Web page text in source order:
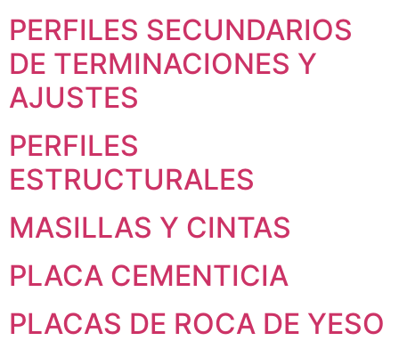
PERFILES SECUNDARIOS
DE TERMINACIONES Y
AJUSTES
PERFILES
ESTRUCTURALES
MASILLAS Y CINTAS
PLACA CEMENTICIA
PLACAS DE ROCA DE YESO